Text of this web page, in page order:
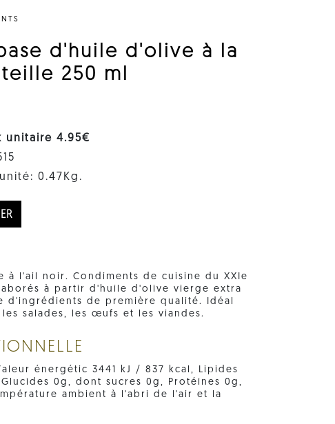
d'huile d'olive à la
250 ml
​​unitaire 4.95€
0.47Kg.
à l'ail noir. Condiments de cuisine du XXIe
à partir d'huile d'olive vierge extra
d'ingrédients de première qualité. Idéal
salades, les œufs et les viandes.
énergétic 3441 kJ / 837 kcal, Lipides
0g, dont sucres 0g, Protéines 0g,
ambient à l'abri de l'air et la